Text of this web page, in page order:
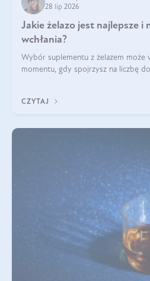
28 lip 2026
Jakie żelazo jest najlepsze i
wchłania?
Wybór suplementu z żelazem może
momentu, gdy spojrzysz na liczbę
zawierać suplement?
CZYTAJ